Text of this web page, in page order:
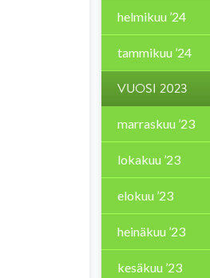
helmikuu ’24
tammikuu ’24
VUOSI 2023
marraskuu ’23
lokakuu ’23
elokuu ’23
heinäkuu ’23
kesäkuu ’23